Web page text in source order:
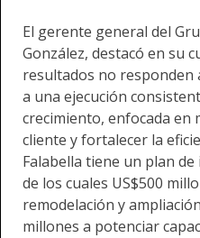
El gerente general del
González, destacó en su
resultados no responden
a una ejecución
crecimiento, enfocada en
cliente y fortalecer la
Falabella tiene un plan
de los cuales US$500
remodelación y
millones a potenciar